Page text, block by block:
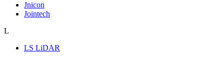
Jnicon
Jointech
L
LS LiDAR